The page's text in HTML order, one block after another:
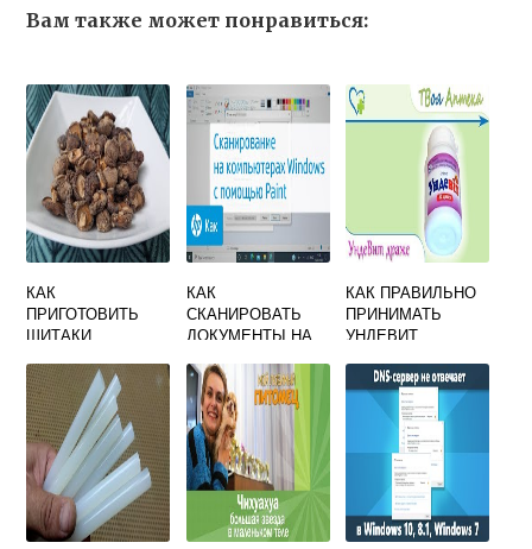
Вам также может понравиться:
КАК
ПРИГОТОВИТЬ
ШИТАКИ
КАК
СКАНИРОВАТЬ
ДОКУМЕНТЫ НА
ЧЕРЕЗ ПРИНТЕР
ВИНДОВС 10
КАК ПРАВИЛЬНО
ПРИНИМАТЬ
УНДЕВИТ